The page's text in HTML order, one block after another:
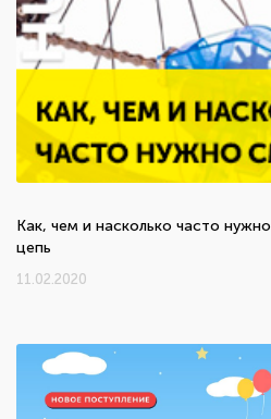
Как, чем и насколько часто
цепь
11.02.2020